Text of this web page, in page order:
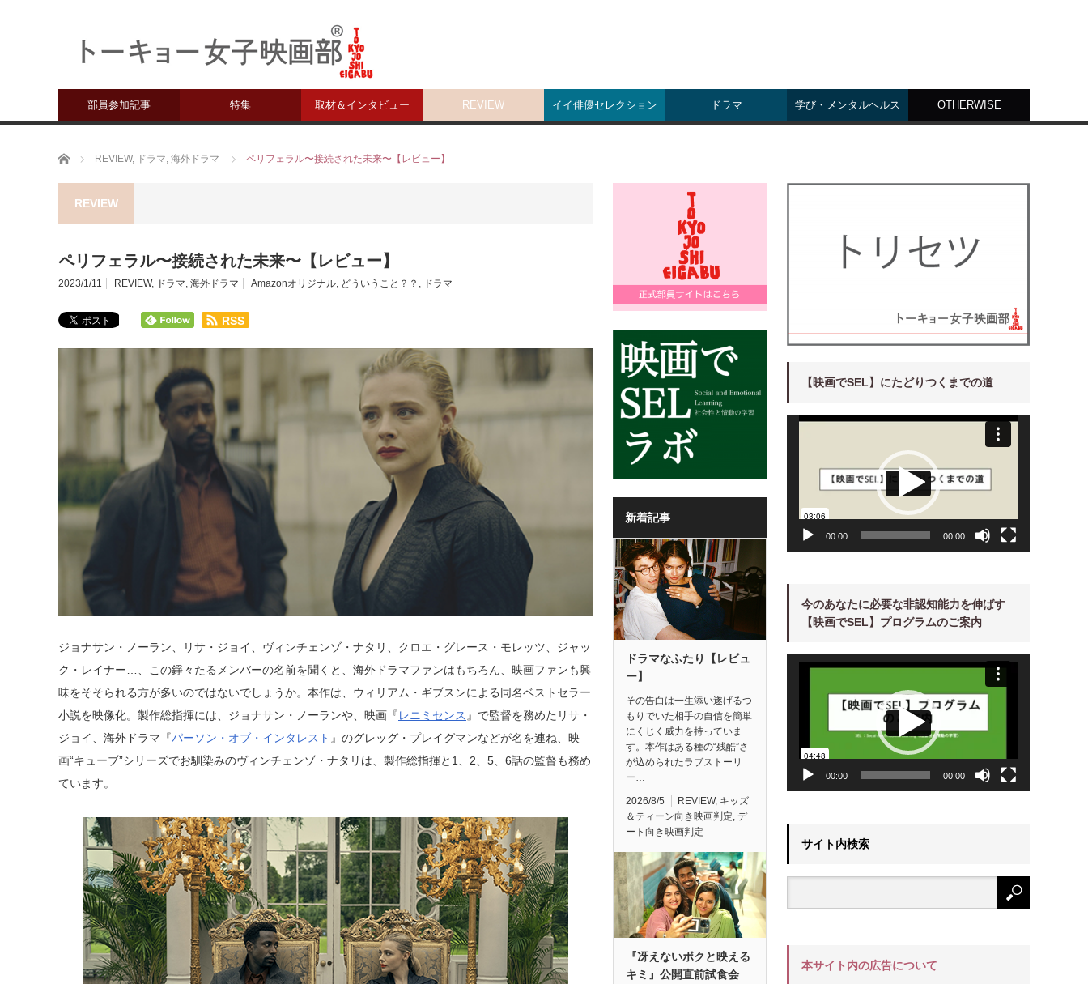
部員参加記事 特集 取材＆インタビュー REVIEW イイ俳優セレクション ドラマ 学び・メンタルヘルス OTHERWISE
ホーム REVIEW, ドラマ, 海外ドラマ ペリフェラル〜接続された未来〜【レビュー】
REVIEW
ペリフェラル〜接続された未来〜【レビュー】
2023/1/11 REVIEW, ドラマ, 海外ドラマ Amazonオリジナル, どういうこと？？ , ドラマ
RSS
ジョナサン・ノーラン、リサ・ジョイ、ヴィンチェンゾ・ナタリ、クロエ・グレース・モレッツ、ジャッ
ク・レイナー…、この錚々たるメンバーの名前を聞くと、海外ドラマファンはもちろん、映画ファンも興
味をそそられる方が多いのではないでしょうか。本作は、ウィリアム・ギブスンによる同名ベストセラー
小説を映像化。製作総指揮には、ジョナサン・ノーランや、映画『レニミセンス 』で監督を務めたリサ・
ジョイ、海外ドラマ『パーソン・オブ・インタレスト 』のグレッグ・プレイグマンなどが名を連ね、映
画“キューブ”シリーズでお馴染みのヴィンチェンゾ・ナタリは、製作総指揮と1、2、5、6話の監督も務め
ています。
新着記事
ドラマなふたり【レビュ
ー】
その告白は一生添い遂げるつ
もりでいた相手の自信を簡単
にくじく威力を持っていま
す。本作はある種の“残酷”さ
が込められたラブストーリ
ー…
2026/8/5 REVIEW, キッズ
＆ティーン向き映画判定, デ
ート向き映画判定
『冴えないボクと映える
キミ』公開直前試食会
【映画でSEL】にたどりつくまでの道
00:00 00:00
今のあなたに必要な非認知能力を伸ばす
【映画でSEL】プログラムのご案内
動
00:00 00:00
サイト内検索
本サイト内の広告について